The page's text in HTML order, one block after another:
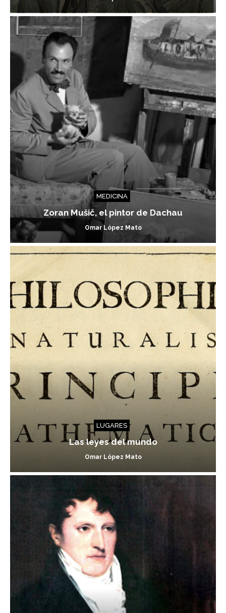
MEDICINA
Zoran Mušič, el pintor de Dachau
Omar López Mato
LUGARES
Las leyes del mundo
Omar López Mato